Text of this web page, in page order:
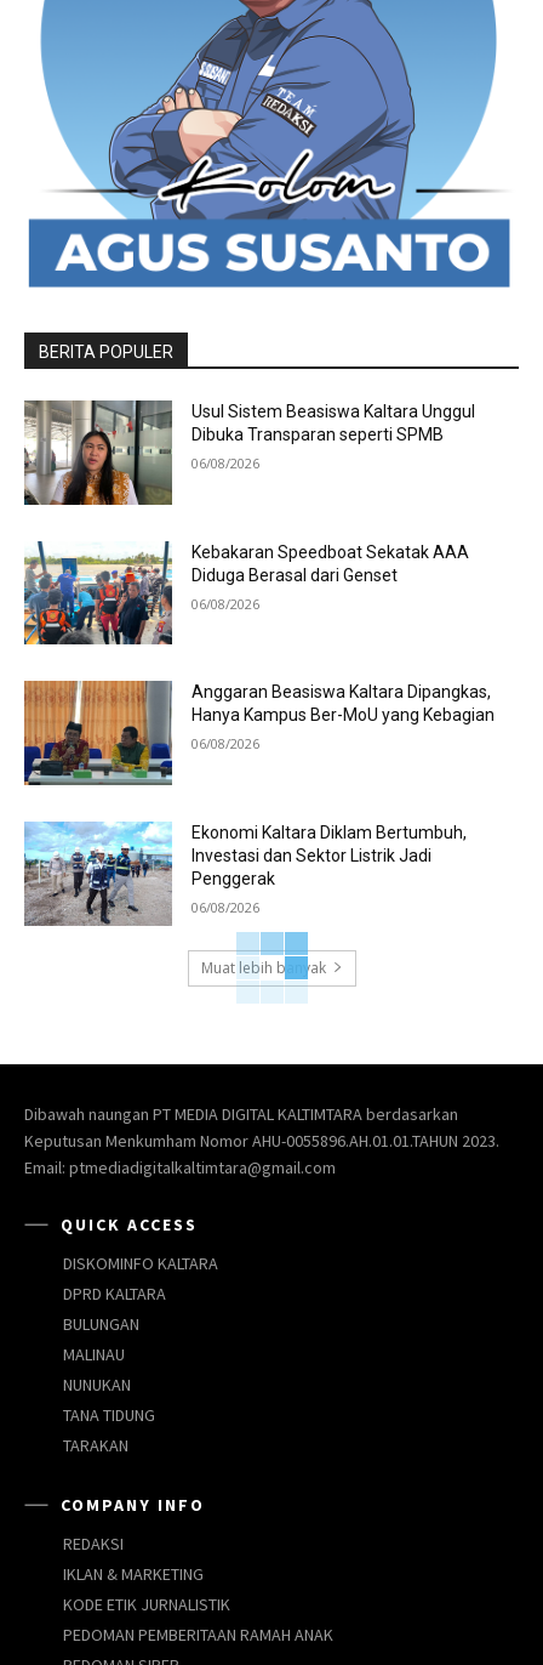
BERITA POPULER
Usul Sistem Beasiswa Kaltara Unggul
Dibuka Transparan seperti SPMB
06/08/2026
Kebakaran Speedboat Sekatak AAA
Diduga Berasal dari Genset
06/08/2026
Anggaran Beasiswa Kaltara Dipangkas,
Hanya Kampus Ber-MoU yang Kebagian
06/08/2026
Ekonomi Kaltara Diklam Bertumbuh,
Investasi dan Sektor Listrik Jadi
Penggerak
06/08/2026
Muat lebih banyak
Dibawah naungan PT MEDIA DIGITAL KALTIMTARA berdasarkan
Keputusan Menkumham Nomor AHU-0055896.AH.01.01.TAHUN 2023.
Email: ptmediadigitalkaltimtara@gmail.com
QUICK ACCESS
DISKOMINFO KALTARA
DPRD KALTARA
BULUNGAN
MALINAU
NUNUKAN
TANA TIDUNG
TARAKAN
COMPANY INFO
REDAKSI
IKLAN & MARKETING
KODE ETIK JURNALISTIK
PEDOMAN PEMBERITAAN RAMAH ANAK